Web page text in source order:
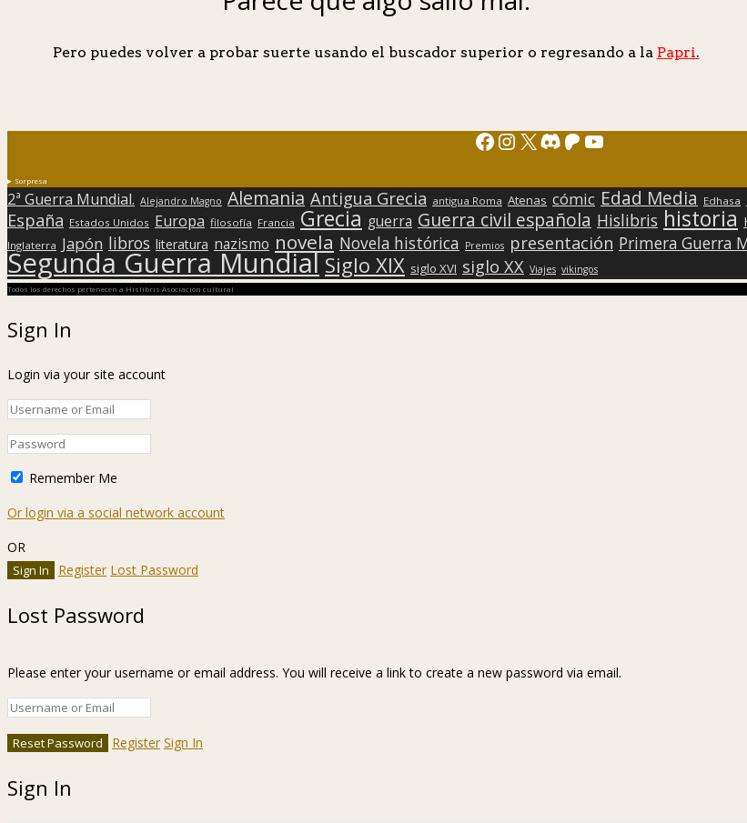
Pero puedes volver a probar suerte usando el buscador superior o regresando a la Papri.
Facebook
Instagram
X Discord
Patreon
YouTube
Sorpresa
2ª Guerra Mundial. Alejandro Magno Alemania Antigua Grecia antigua Roma Atenas cómic Edad Media Edhasa
España Estados Unidos Europa filosofía Francia Grecia guerra Guerra civil española Hislibris historia
Inglaterra Japón libros literatura nazismo novela Novela histórica Premios presentación Primera Guerra
Segunda Guerra Mundial Siglo XIX siglo XVI siglo XX Viajes vikingos
Todos los derechos pertenecen a Hislibris Asociación cultural
Sign In
Login via your site account
Remember Me
Or login via a social network account
OR
Register Lost Password
Lost Password
Please enter your username or email address. You will receive a link to create a new password via email.
Register Sign In
Sign In